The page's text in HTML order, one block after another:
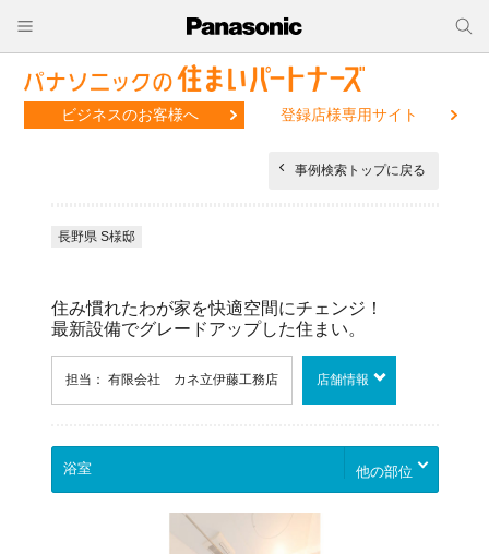
ビジネスのお客様へ 登録店様専用サイト
事例検索トップに戻る
長野県 S様邸
住み慣れたわが家を快適空間にチェンジ！
最新設備でグレードアップした住まい。
担当： 有限会社 カネ立伊藤工務店 店舗情報
他の部位